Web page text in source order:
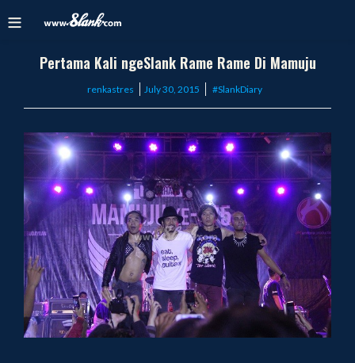
Pertama Kali ngeSlank Rame Rame Di Mamuju
renkastres
Posted
July 30, 2015 #SlankDiary